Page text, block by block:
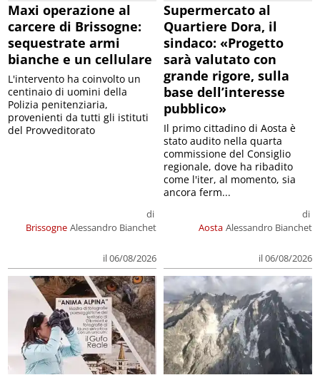
Maxi operazione al
carcere di Brissogne:
sequestrate armi
bianche e un cellulare
Brissogne
di
Alessandro Bianchet
il 06/08/2026
L'intervento ha coinvolto un
centinaio di uomini della
Polizia penitenziaria,
provenienti da tutti gli istituti
del Provveditorato
Supermercato al
Quartiere Dora, il
sindaco: «Progetto
sarà valutato con
grande rigore, sulla
base dell’interesse
pubblico»
Aosta
di
Alessandro Bianchet
il 06/08/2026
Il primo cittadino di Aosta è
stato audito nella quarta
commissione del Consiglio
regionale, dove ha ribadito
come l'iter, al momento, sia
ancora ferm...